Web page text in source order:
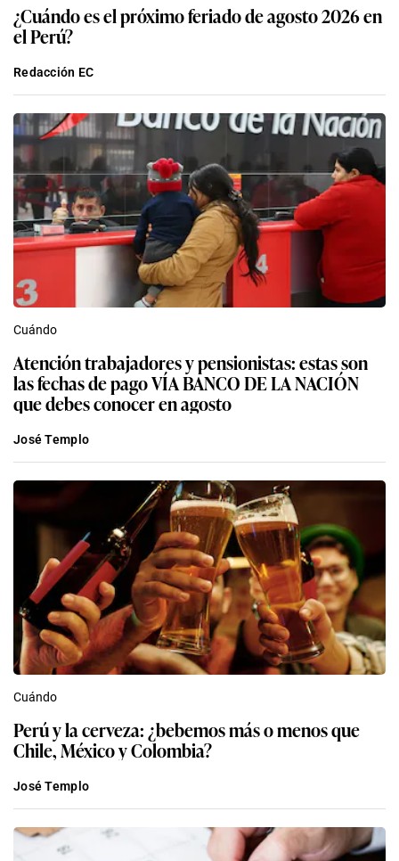
¿Cuándo es el próximo feriado de agosto 2026 en
el Perú?
Redacción EC
Cuándo
Atención trabajadores y pensionistas: estas son
las fechas de pago VÍA BANCO DE LA NACIÓN
que debes conocer en agosto
José Templo
Cuándo
Perú y la cerveza: ¿bebemos más o menos que
Chile, México y Colombia?
José Templo